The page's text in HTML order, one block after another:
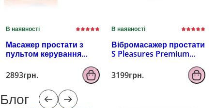
В наявності
Масажер простати з
пультом керування
B4
2893грн.
В наявності
Вібромасажер простати
S Pleasures Premium
рельєфом, 10 режимів
вібрації
3199грн.
Блог